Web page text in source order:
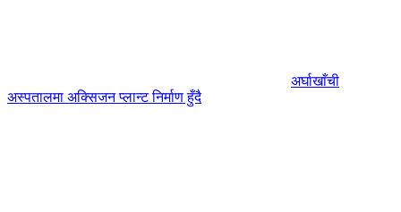
अर्घाखाँची
अस्पतालमा अक्सिजन प्लान्ट निर्माण हुँदै